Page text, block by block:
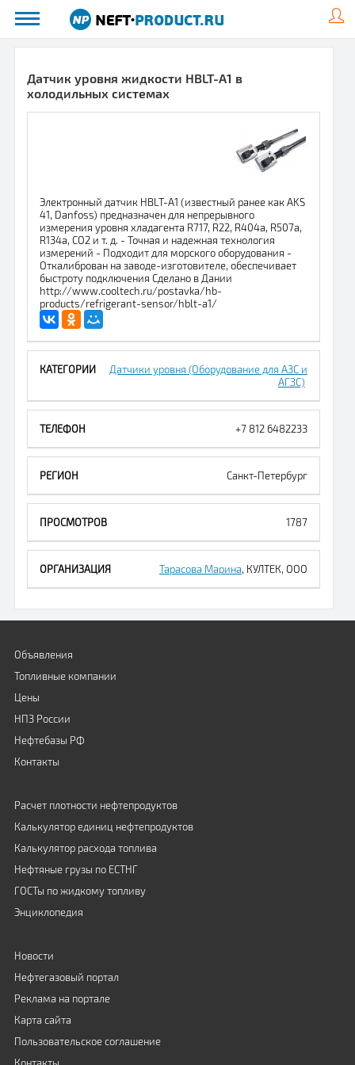
Датчик уровня жидкости HBLT-A1 в
холодильных системах
Электронный датчик HBLT-A1 (известный ранее как AKS
41, Danfoss) предназначен для непрерывного
измерения уровня хладагента R717, R22, R404a, R507a,
R134a, CO2 и т. д. - Точная и надежная технология
измерений - Подходит для морского оборудования -
Откалиброван на заводе-изготовителе, обеспечивает
быстроту подключения Сделано в Дании
http://www.cooltech.ru/postavka/hb-
products/refrigerant-sensor/hblt-a1/
Датчики уровня (Оборудование для АЗС и
АГЗС)
+7 812 6482233
Санкт-Петербург
1787
Тарасова Марина, КУЛТЕК, ООО
Объявления
Топливные компании
Цены
НПЗ России
Нефтебазы РФ
Контакты
Расчет плотности нефтепродуктов
Калькулятор единиц нефтепродуктов
Калькулятор расхода топлива
Нефтяные грузы по ЕСТНГ
ГОСТы по жидкому топливу
Энциклопедия
Новости
Нефтегазовый портал
Реклама на портале
Карта сайта
Пользовательское соглашение